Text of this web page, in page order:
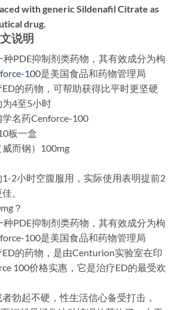
with generic Sildenafil Citrate as
drug.
说明
种PDE抑制剂类药物，其有效成分为枸
100是美国食品和药物管理局
ED的药物，可帮助获得比平时更坚硬
4至5小时
学名药Cenforce-100
板一盒
威而钢）100mg
1-2小时空腹服用，实际使用表明提前2
。
？
种PDE抑制剂类药物，其有效成分为枸
100是美国食品和药物管理局
ED的药物，是由Centurion实验室在印
100价格实惠，它是治疗ED的最受欢
勃起不硬，性生活信心备受打击，